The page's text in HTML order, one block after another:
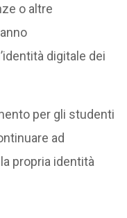
o altre
digitale dei
per gli studenti
ad
propria identità